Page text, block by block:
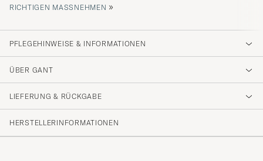
ICHTIGEN MASSNEHMEN
»
PFLEGEHINWEISE & INFORMATIONEN
ÜBER GANT
LIEFERUNG & RÜCKGABE
HERSTELLERINFORMATIONEN